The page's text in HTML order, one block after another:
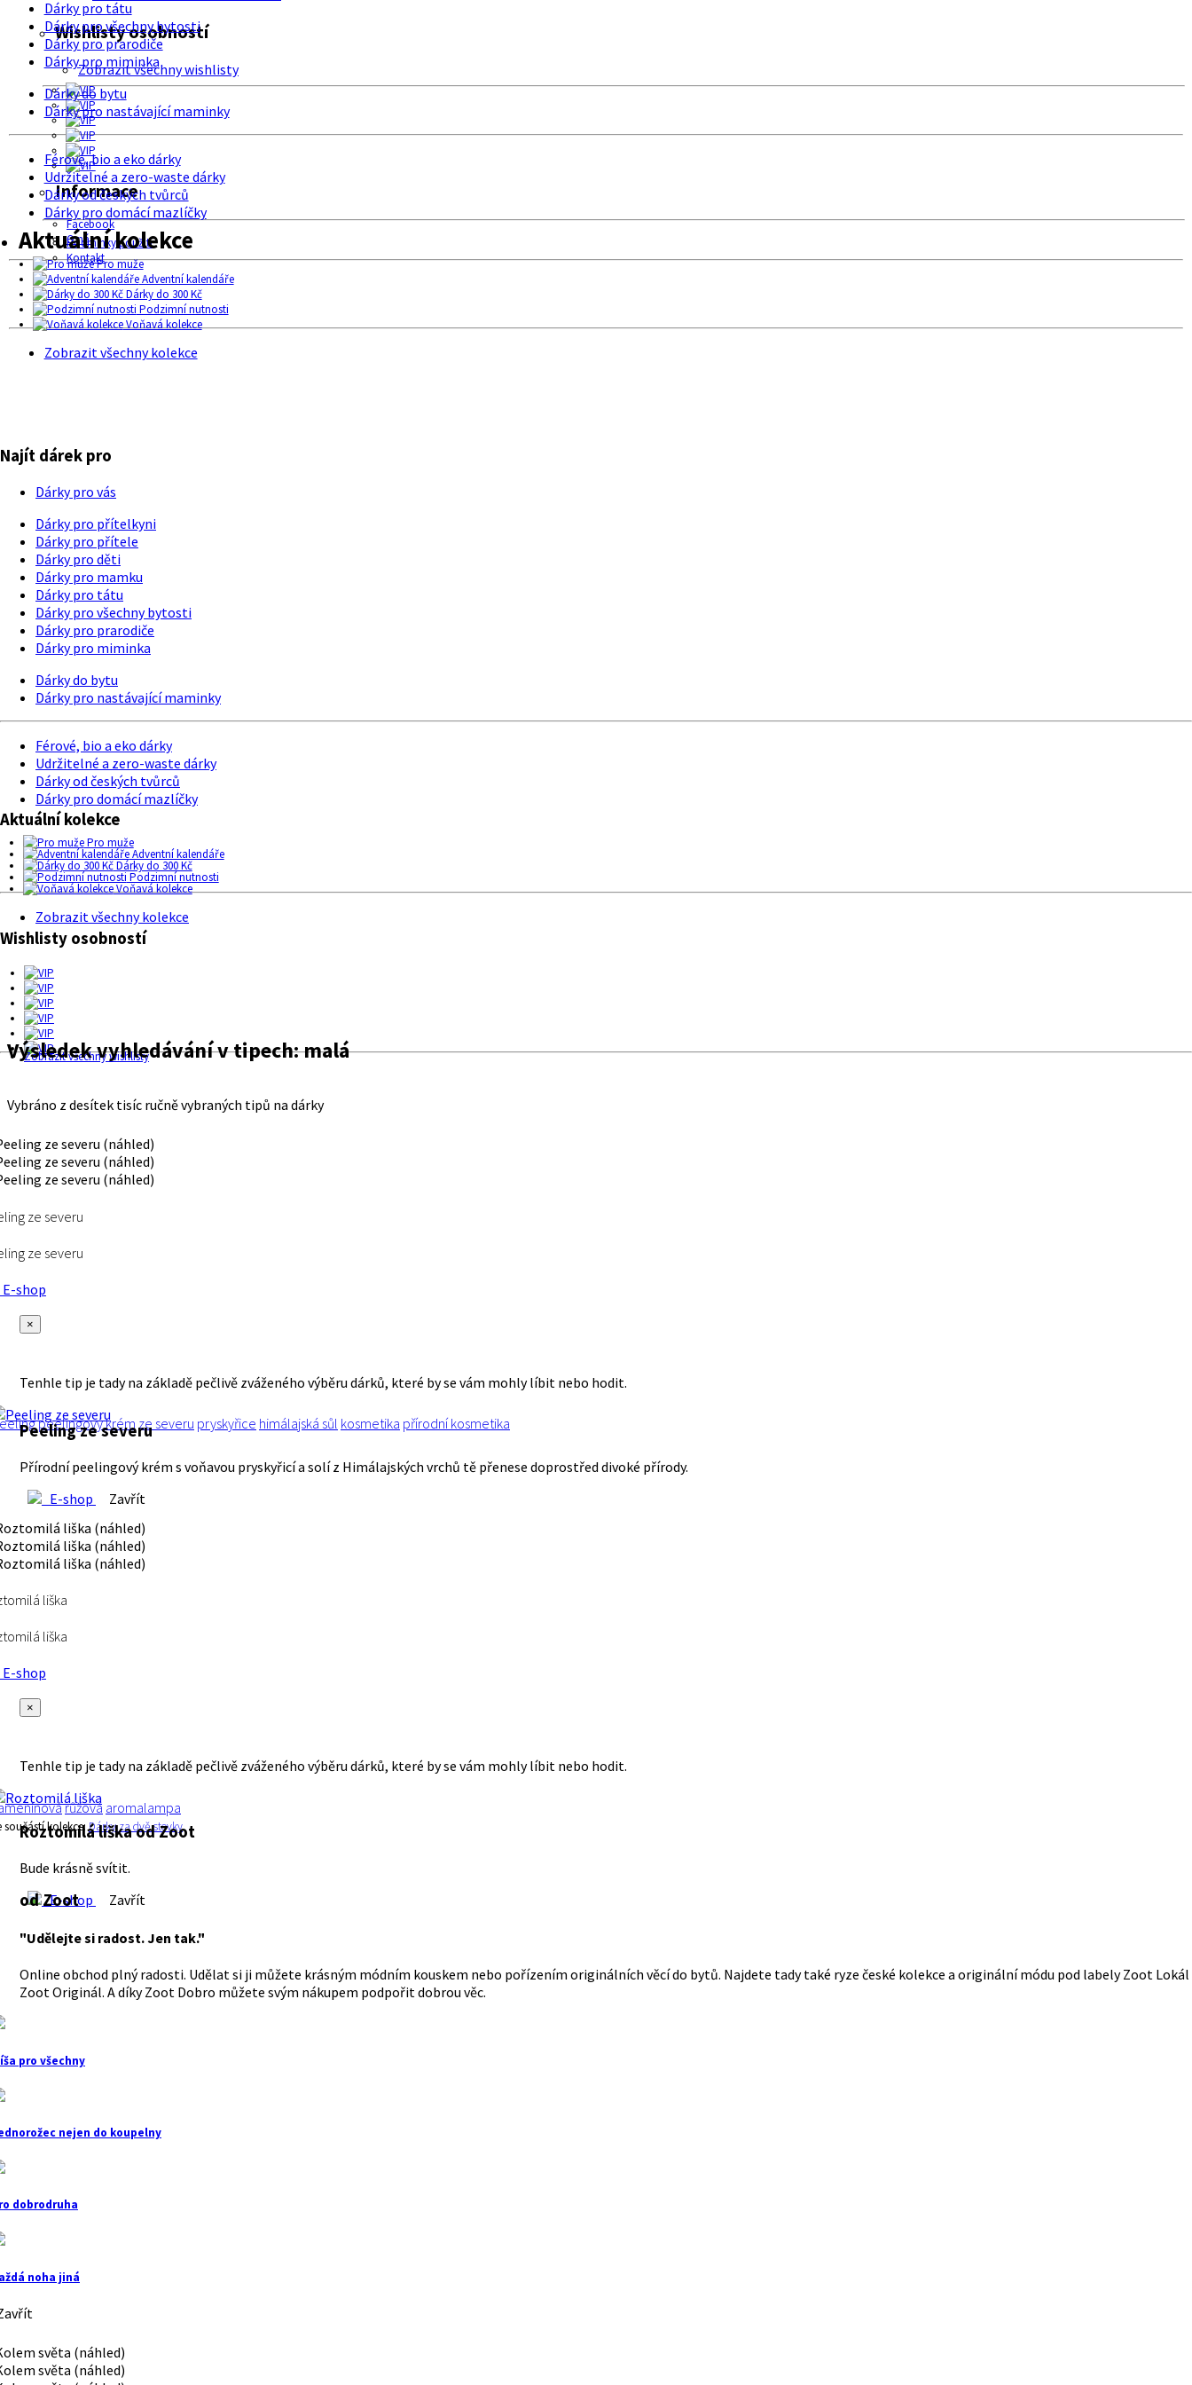
Wishlisty osobností
Zobrazit všechny wishlisty
Informace
Facebook
O nás
Podmínky použití
Kontakt
Dárky pro tátu
Dárky pro všechny bytosti
Dárky pro prarodiče
Dárky pro miminka
Dárky do bytu
Dárky pro nastávající maminky
Férové, bio a eko dárky
Udržitelné a zero-waste dárky
Dárky od českých tvůrců
Dárky pro domácí mazlíčky
Aktuální kolekce
Pro muže
Adventní kalendáře
Dárky do 300 Kč
Podzimní nutnosti
Voňavá kolekce
Zobrazit všechny kolekce
Najít dárek pro
Dárky pro vás
Dárky pro přítelkyni
Dárky pro přítele
Dárky pro děti
Dárky pro mamku
Dárky pro tátu
Dárky pro všechny bytosti
Dárky pro prarodiče
Dárky pro miminka
Dárky do bytu
Dárky pro nastávající maminky
Férové, bio a eko dárky
Udržitelné a zero-waste dárky
Dárky od českých tvůrců
Dárky pro domácí mazlíčky
Aktuální kolekce
Pro muže
Adventní kalendáře
Dárky do 300 Kč
Podzimní nutnosti
Voňavá kolekce
Zobrazit všechny kolekce
Wishlisty osobností
Zobrazit všechny wishlisty
Výsledek vyhledávání v tipech:malá
Vybráno z desítek tisíc ručně vybraných tipů na dárky
ze severu
ze severu
shop
×
Tenhle tip je tady na základě pečlivě zváženého výběru dárků, které by se vám mohly líbit nebo hodit.
peelingový krém ze severu pryskyřice himálajská sůl kosmetika přírodní kosmetika
Peeling ze severu
Přírodní peelingový krém s voňavou pryskyřicí a solí z Himálajských vrchů tě přenese doprostřed divoké přírody.
E-shop
Zavřít
liška
liška
shop
×
Tenhle tip je tady na základě pečlivě zváženého výběru dárků, které by se vám mohly líbit nebo hodit.
růžová aromalampa
součástí kolekce:Dárky za dvě stovky
Roztomilá liškaod Zoot
Bude krásně svítit.
E-shop
Zavřít
od Zoot
"Udělejte si radost. Jen tak."
Online obchod plný radosti. Udělat si ji můžete krásným módním kouskem nebo pořízením originálních věcí do bytů. Najdete tady také ryze české kolekce a originální módu pod labely Zoot Lokál
Zoot Originál. A díky Zoot Dobro můžete svým nákupem podpořit dobrou věc.
pro všechny
nejen do koupelny
dobrodruha
noha jiná